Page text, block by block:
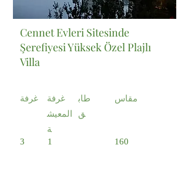
Cennet Evleri Sitesinde
Şerefiyesi Yüksek Özel Plajlı
Villa
غرفة
3
غرفة
المعيش
ة
1
طاب
ق
مقاس
160